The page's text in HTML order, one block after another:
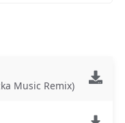
Music Remix)